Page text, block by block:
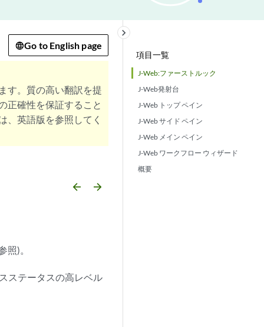
項目一覧
J-Web:ファーストルック
J-Web発射台
J-Web トップ ペイン
J-Web サイド ペイン
J-Web メイン ペイン
J-Web ワークフロー ウィザード
概要
keyboard_arrow_right
Go to English page
す。質の高い翻訳を提
正確性を保証すること
、英語版を参照してく
arrow_backward arrow_forward
照)。
ステータスの高レベル